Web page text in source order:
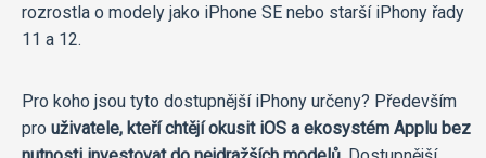
rozrostla o modely jako iPhone SE nebo starší iPhony řady
11 a 12.
Pro koho jsou tyto dostupnější iPhony určeny? Především
pro uživatele, kteří chtějí okusit iOS a ekosystém Applu bez